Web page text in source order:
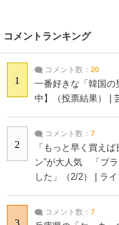
コメントランキング
1
コメント数： 20
一番好きな「韓国の
中】（投票結果） |
2
コメント数： 7
「もっと早く買え
ン”が大人気 「プラ
した」（2/2） | ラ
コメント数： 7